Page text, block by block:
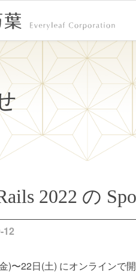
2022 の
12
)〜22日(土) にオンラインで